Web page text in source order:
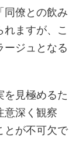
同僚との飲み
ますが、こ
ージュとなる
を見極めるた
意深く観察
とが不可欠で